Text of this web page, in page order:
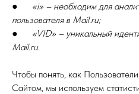
● «i» – необходим для
пользователя в Mail.ru;
● «VID» – уникальный
Mail.ru.
Чтобы понять, как
Сайтом, мы используем